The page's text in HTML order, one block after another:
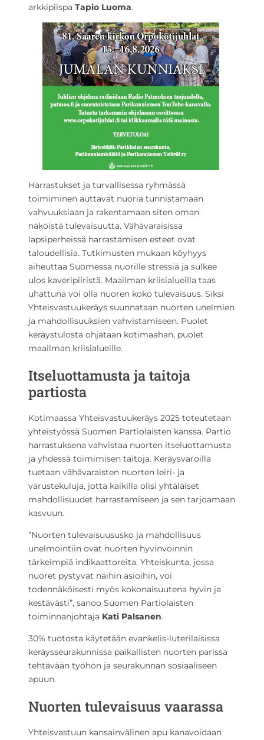
arkkipiispa Tapio Luoma.
Harrastukset ja turvallisessa ryhmässä
toimiminen auttavat nuoria tunnistamaan
vahvuuksiaan ja rakentamaan siten oman
näköistä tulevaisuutta. Vähävaraisissa
lapsiperheissä harrastamisen esteet ovat
taloudellisia. Tutkimusten mukaan köyhyys
aiheuttaa Suomessa nuorille stressiä ja sulkee
ulos kaveripiiristä. Maailman kriisialueilla taas
uhattuna voi olla nuoren koko tulevaisuus. Siksi
Yhteisvastuukeräys suunnataan nuorten unelmien
ja mahdollisuuksien vahvistamiseen. Puolet
keräystulosta ohjataan kotimaahan, puolet
maailman kriisialueille.
Itseluottamusta ja taitoja
partiosta
Kotimaassa Yhteisvastuukeräys 2025 toteutetaan
yhteistyössä Suomen Partiolaisten kanssa. Partio
harrastuksena vahvistaa nuorten itseluottamusta
ja yhdessä toimimisen taitoja. Keräysvaroilla
tuetaan vähävaraisten nuorten leiri- ja
varustekuluja, jotta kaikilla olisi yhtäläiset
mahdollisuudet harrastamiseen ja sen tarjoamaan
kasvuun.
”Nuorten tulevaisuususko ja mahdollisuus
unelmointiin ovat nuorten hyvinvoinnin
tärkeimpiä indikaattoreita. Yhteiskunta, jossa
nuoret pystyvät näihin asioihin, voi
todennäköisesti myös kokonaisuutena hyvin ja
kestävästi”, sanoo Suomen Partiolaisten
toiminnanjohtaja Kati Palsanen.
30% tuotosta käytetään evankelis-luterilaisissa
keräysseurakunnissa paikallisten nuorten parissa
tehtävään työhön ja seurakunnan sosiaaliseen
apuun.
Nuorten tulevaisuus vaarassa
Yhteisvastuun kansainvälinen apu kanavoidaan